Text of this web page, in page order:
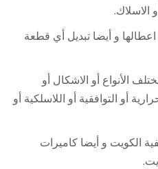
الاسلاك.
و أيضا تبديل أي قطعة
الأنواع أو الاشكال أو
أو التوافقية أو اللاسلكية أو
الكويت و أيضا كاميرات